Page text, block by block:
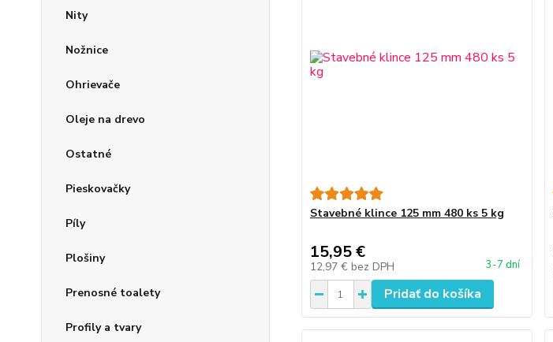
Nity
Nožnice
Ohrievače
Oleje na drevo
Ostatné
Pieskovačky
Píly
Plošiny
Prenosné toalety
Profily a tvary
Stavebné klince 125 mm 480 ks 5 kg
15,95 €
12,97 € bez DPH 3-7 dní
Pridať do košíka